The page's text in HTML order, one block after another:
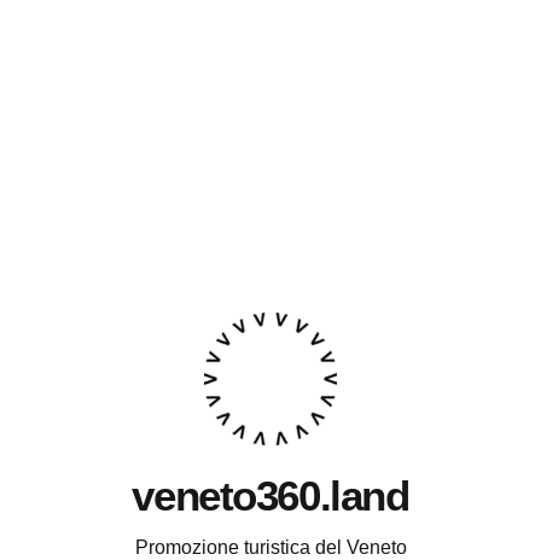
veneto360.land
Promozione turistica del Veneto